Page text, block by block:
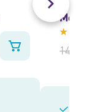
Move
4.25
14,95